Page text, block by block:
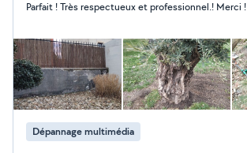
Parfait ! Très respectueux et professionnel.! Merci !
Dépannage multimédia